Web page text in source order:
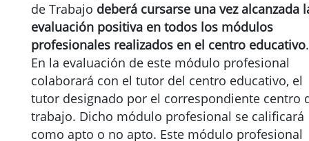
de Trabajo deberá cursarse una vez alcanzada
evaluación positiva en todos los módulos
profesionales realizados en el centro educativo.
En la evaluación de este módulo profesional
colaborará con el tutor del centro educativo, el
tutor designado por el correspondiente centro
trabajo. Dicho módulo profesional se calificará
como apto o no apto. Este módulo profesional